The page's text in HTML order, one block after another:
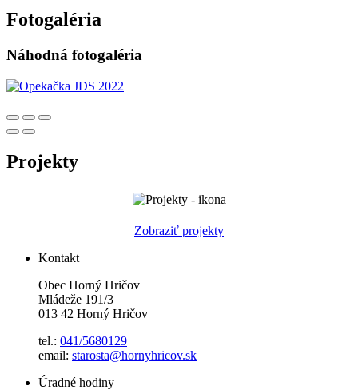
Fotogaléria
Náhodná fotogaléria
Projekty
Zobraziť projekty
Kontakt
Obec Horný Hričov
Mládeže 191/3
013 42 Horný Hričov
tel.: 041/5680129
email: starosta@hornyhricov.sk
Úradné hodiny